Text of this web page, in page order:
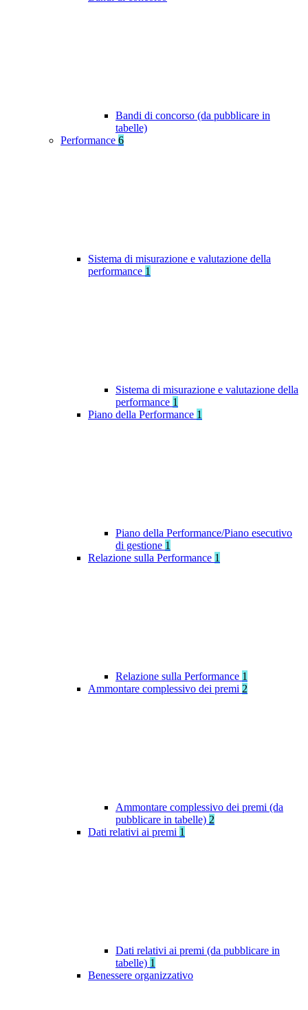
Bandi di concorso (da pubblicare in
tabelle)
Performance 6
Sistema di misurazione e valutazione della
performance 1
Sistema di misurazione e valutazione della
performance 1
Piano della Performance 1
Piano della Performance/Piano esecutivo
di gestione 1
Relazione sulla Performance 1
Relazione sulla Performance 1
Ammontare complessivo dei premi 2
Ammontare complessivo dei premi (da
pubblicare in tabelle) 2
Dati relativi ai premi 1
Dati relativi ai premi (da pubblicare in
tabelle) 1
Benessere organizzativo